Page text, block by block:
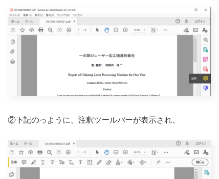
②下記のっように、注釈ツールバーが表示され、